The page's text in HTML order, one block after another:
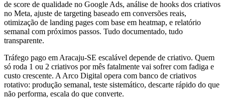
de score de qualidade no Google Ads, análise de hooks dos criativos
no Meta, ajuste de targeting baseado em conversões reais,
otimização de landing pages com base em heatmap, e relatório
semanal com próximos passos. Tudo documentado, tudo
transparente.
Tráfego pago em Aracaju-SE escalável depende de criativo. Quem
só roda 1 ou 2 criativos por mês fatalmente vai sofrer com fadiga e
custo crescente. A Arco Digital opera com banco de criativos
rotativo: produção semanal, teste sistemático, descarte rápido do que
não performa, escala do que converte.